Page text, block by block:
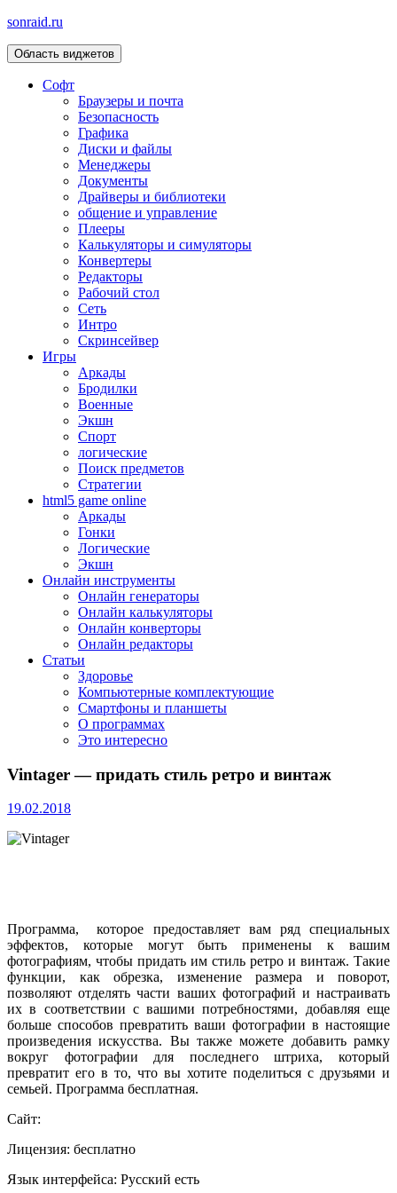
sonraid.ru
Скачивай программы, мини игры
Область виджетов
Софт
Браузеры и почта
Безопасность
Графика
Диски и файлы
Менеджеры
Документы
Драйверы и библиотеки
общение и управление
Плееры
Калькуляторы и симуляторы
Конвертеры
Редакторы
Рабочий стол
Сеть
Интро
Скринсейвер
Игры
Аркады
Бродилки
Военные
Экшн
Спорт
логические
Поиск предметов
Стратегии
html5 game online
Аркады
Гонки
Логические
Экшн
Онлайн инструменты
Онлайн генераторы
Онлайн калькуляторы
Онлайн конверторы
Онлайн редакторы
Статьи
Здоровье
Компьютерные комплектующие
Смартфоны и планшеты
О программах
Это интересно
Vintager — придать стиль ретро и винтаж
19.02.2018
Программа, которое предоставляет вам ряд специальных
эффектов, которые могут быть применены к вашим
фотографиям, чтобы придать им стиль ретро и винтаж. Такие
функции, как обрезка, изменение размера и поворот,
позволяют отделять части ваших фотографий и настраивать
их в соответствии с вашими потребностями, добавляя еще
больше способов превратить ваши фотографии в настоящие
произведения искусства. Вы также можете добавить рамку
вокруг фотографии для последнего штриха, который
превратит его в то, что вы хотите поделиться с друзьями и
семьей. Программа бесплатная.
Сайт:
Лицензия: бесплатно
Язык интерфейса: Русский есть